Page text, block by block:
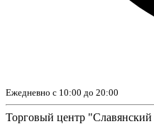
Ежедневно с 10:00 до 20:00
Торговый центр "Славянский